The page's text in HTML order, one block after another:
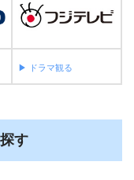
▶︎ ドラマ観る
す